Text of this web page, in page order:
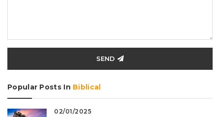
SEND
Popular Posts In Biblical
02/01/2025